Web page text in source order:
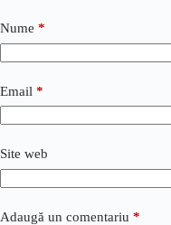
Nume *
Email *
Site web
Adaugă un comentariu *